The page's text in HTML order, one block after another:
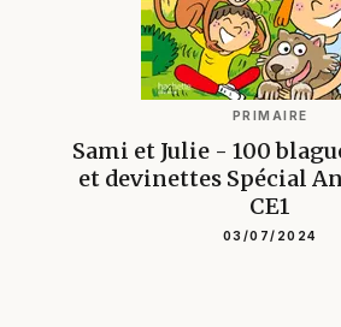
PRIMAIRE
Sami et Julie - 100
et devinettes Spécial
CE1
03/07/2024